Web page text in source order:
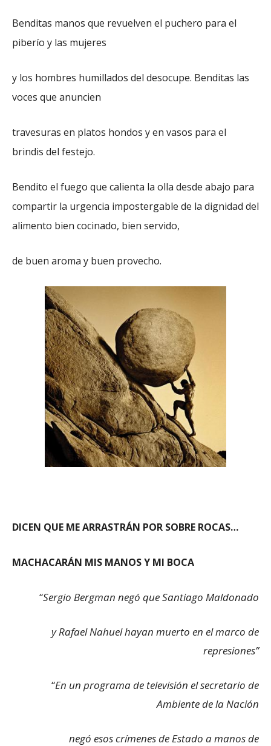
Benditas manos que revuelven el puchero para el
piberío y las mujeres
y los hombres humillados del desocupe. Benditas las
voces que anuncien
travesuras en platos hondos y en vasos para el
brindis del festejo.
Bendito el fuego que calienta la olla desde abajo para
compartir la urgencia impostergable de la dignidad del
alimento bien cocinado, bien servido,
de buen aroma y buen provecho.
DICEN QUE ME ARRASTRÁN POR SOBRE ROCAS…
MACHACARÁN MIS MANOS Y MI BOCA
“Sergio Bergman negó que Santiago Maldonado
y Rafael Nahuel hayan muerto en el marco de
represiones”
“En un programa de televisión el secretario de
Ambiente de la Nación
negó esos crímenes de Estado a manos de